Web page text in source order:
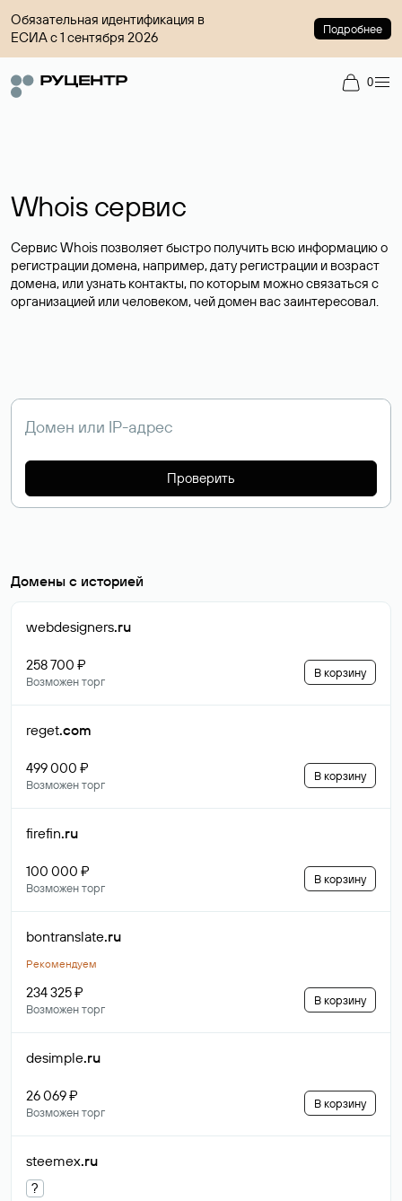
Обязательная идентификация в
ЕСИА с 1 сентября 2026
Подробнее
0
Whois сервис
Сервис Whois позволяет быстро получить всю информацию о
регистрации домена, например, дату регистрации и возраст
домена, или узнать контакты, по которым можно связаться с
организацией или человеком, чей домен вас заинтересовал.
Проверить
Домены с историей
webdesigners.ru
258 700 ₽
Возможен торг
В корзину
reget.com
499 000 ₽
Возможен торг
В корзину
firefin.ru
100 000 ₽
Возможен торг
В корзину
bontranslate.ru
Рекомендуем
234 325 ₽
Возможен торг
В корзину
desimple.ru
26 069 ₽
Возможен торг
В корзину
steemex.ru
?